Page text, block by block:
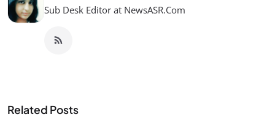
Sub Desk Editor at NewsASR.Com
Related Posts